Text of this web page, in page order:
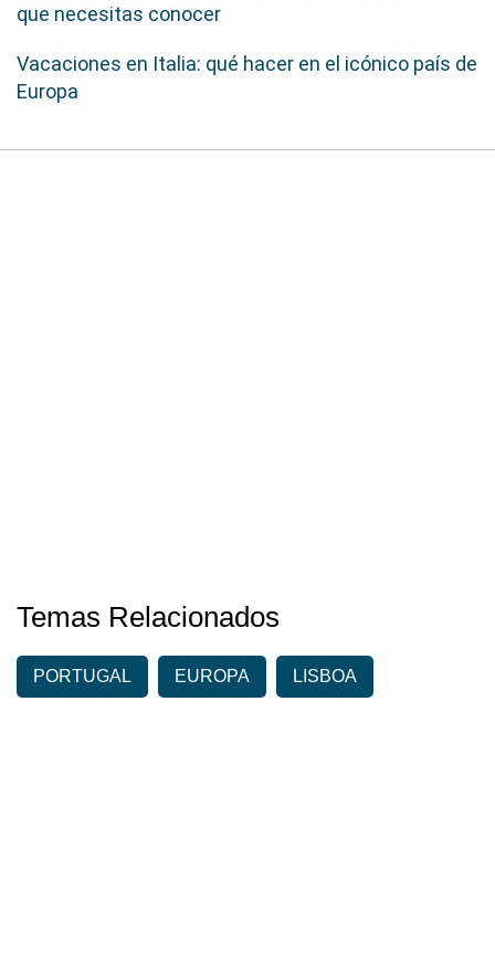
que necesitas conocer
Vacaciones en Italia: qué hacer en el icónico país de
Europa
Temas Relacionados
PORTUGAL EUROPA LISBOA